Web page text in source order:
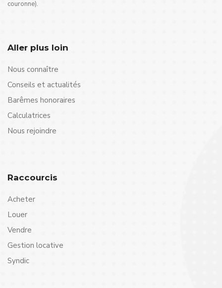
couronne).
Aller plus loin
Nous connaître
Conseils et actualités
Barêmes honoraires
Calculatrices
Nous rejoindre
Raccourcis
Acheter
Louer
Vendre
Gestion locative
Syndic